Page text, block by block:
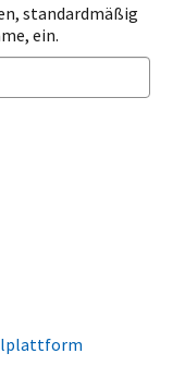
standardmäßig
ein.